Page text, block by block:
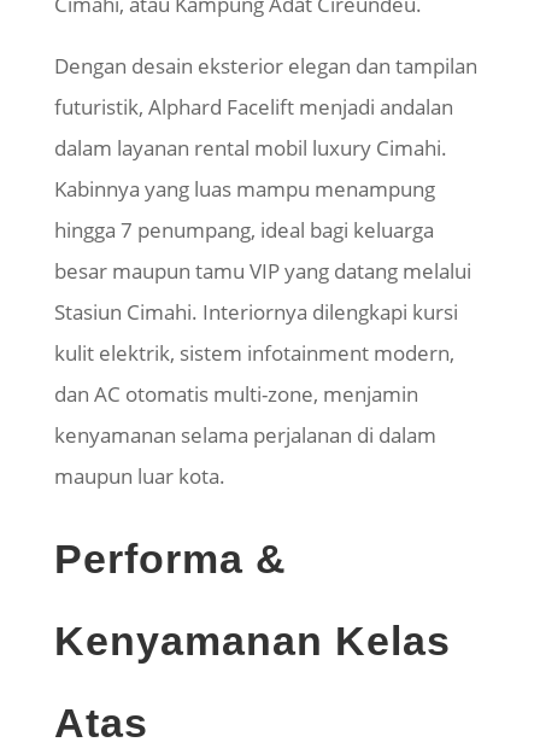
Dengan desain eksterior elegan dan tampilan
futuristik, Alphard Facelift menjadi andalan
dalam layanan rental mobil luxury Cimahi.
Kabinnya yang luas mampu menampung
hingga 7 penumpang, ideal bagi keluarga
besar maupun tamu VIP yang datang melalui
Stasiun Cimahi. Interiornya dilengkapi kursi
kulit elektrik, sistem infotainment modern,
dan AC otomatis multi-zone, menjamin
kenyamanan selama perjalanan di dalam
maupun luar kota.
Performa &
Kenyamanan Kelas
Atas